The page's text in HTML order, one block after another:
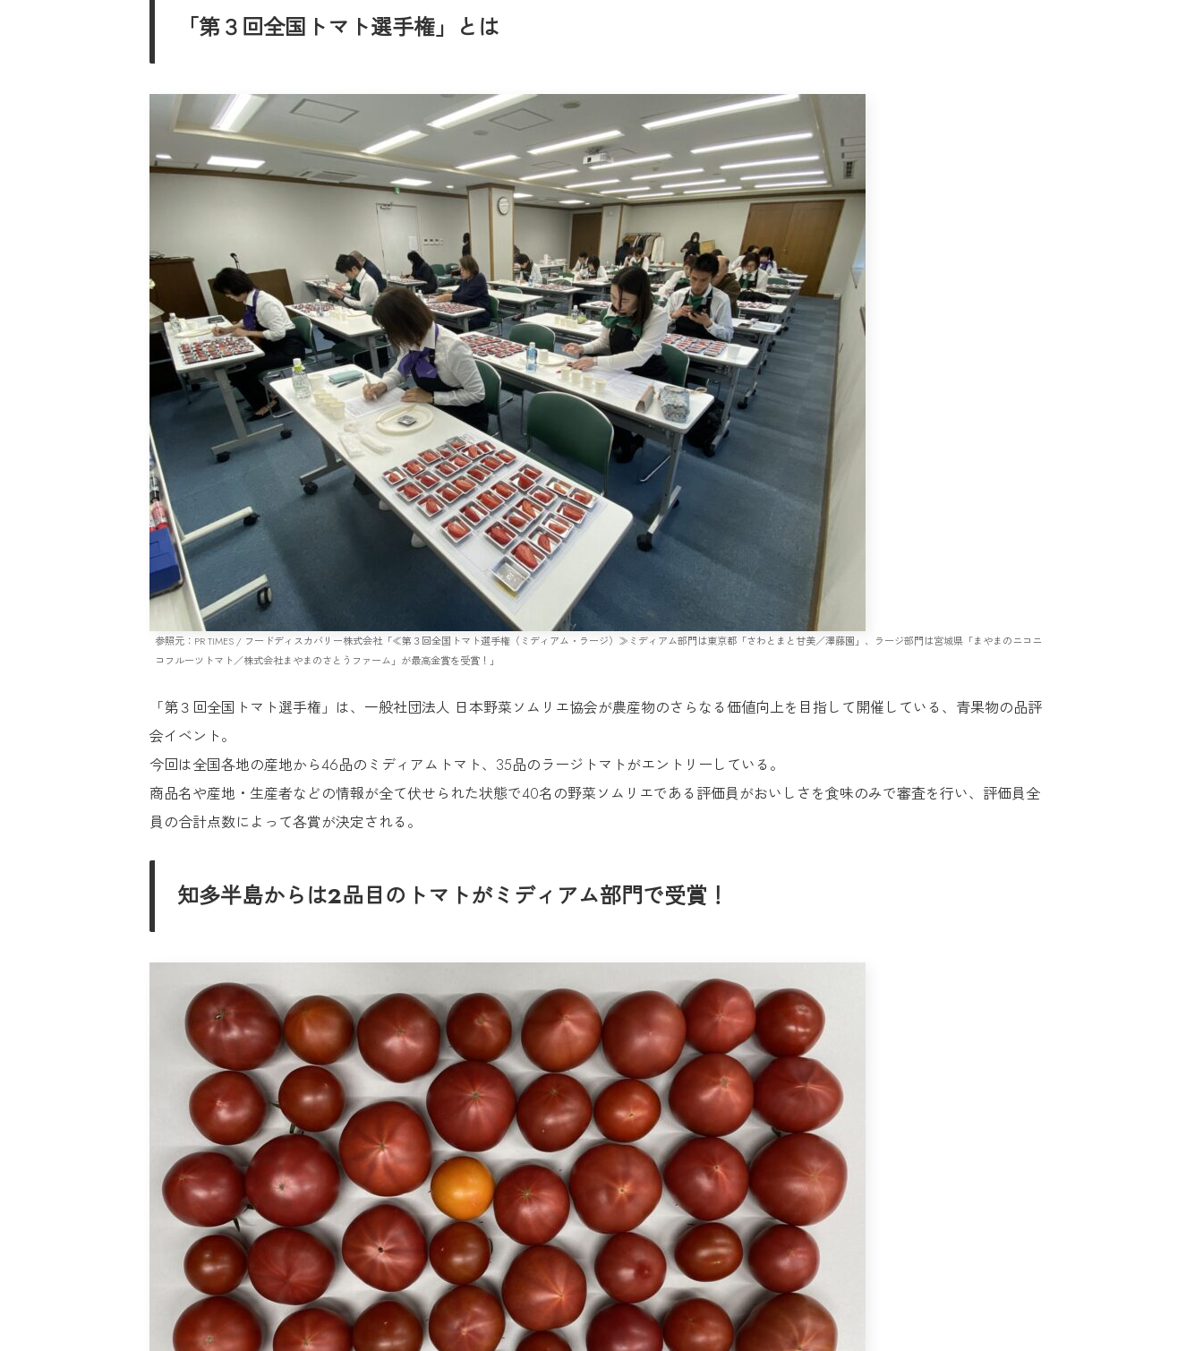
「第３回全国トマト選手権」とは
参照元：PR TIMES / フードディスカバリー株式会社「≪第３回全国トマト選手権（ミディアム・ラージ）≫ミディアム部門は東京都「さわとまと甘美／澤藤園」、ラージ部門は宮城県「まやまのニコニ
コフルーツトマト／株式会社まやまのさとうファーム」が最高金賞を受賞！」
「第３回全国トマト選手権」は、一般社団法人 日本野菜ソムリエ協会が農産物のさらなる価値向上を目指して開催している、青果物の品評
会イベント。
今回は全国各地の産地から46品のミディアムトマト、35品のラージトマトがエントリーしている。
商品名や産地・生産者などの情報が全て伏せられた状態で40名の野菜ソムリエである評価員がおいしさを食味のみで審査を行い、評価員全
員の合計点数によって各賞が決定される。
知多半島からは2品目のトマトがミディアム部門で受賞！